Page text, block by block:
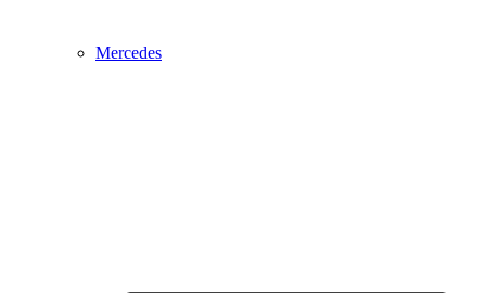
Mercedes